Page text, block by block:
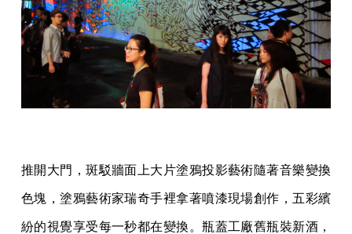
推開大門，斑駁牆面上大片塗鴉投影藝術隨著音樂變換
色塊，塗鴉藝術家瑞奇手裡拿著噴漆現場創作，五彩繽
紛的視覺享受每一秒都在變換。瓶蓋工廠舊瓶裝新酒，